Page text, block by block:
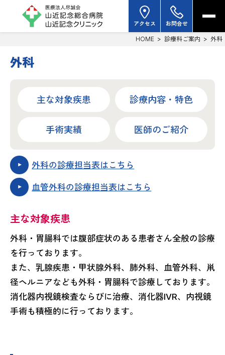
アクセス お問合せ
HOME > 診療科ご案内 > 外科
外科
主な対象疾患 診療内容・特色
手術実績 医師のご紹介
外科の診療担当表はこちら
血管外科の診療担当表はこちら
主な対象疾患
外科・胃腸科では腹部症状のある患者さん全般の診療
を行っております。
また、乳腺疾患・甲状腺外科、肺外科、血管外科、鼡
径ヘルニアなども外科・胃腸科で診療しております。
消化器内視鏡検査ならびに治療、消化器IVR、内視鏡
手術も積極的に行っております。